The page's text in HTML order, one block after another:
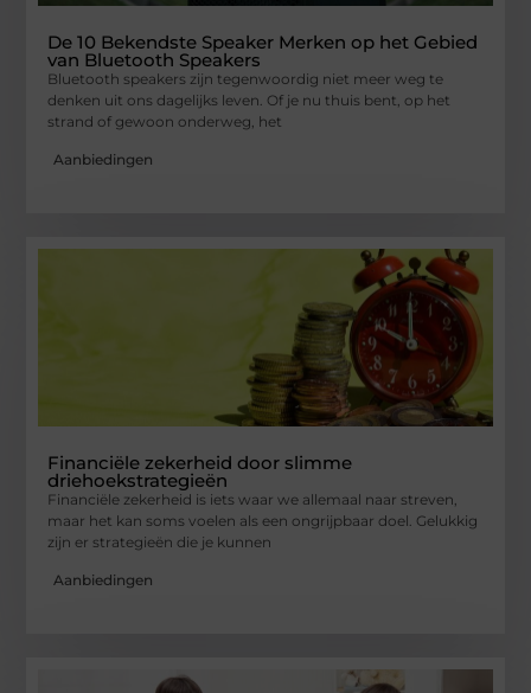
De 10 Bekendste Speaker Merken op het Gebied
van Bluetooth Speakers
Bluetooth speakers zijn tegenwoordig niet meer weg te
denken uit ons dagelijks leven. Of je nu thuis bent, op het
strand of gewoon onderweg, het
Aanbiedingen
Financiële zekerheid door slimme
driehoekstrategieën
Financiële zekerheid is iets waar we allemaal naar streven,
maar het kan soms voelen als een ongrijpbaar doel. Gelukkig
zijn er strategieën die je kunnen
Aanbiedingen